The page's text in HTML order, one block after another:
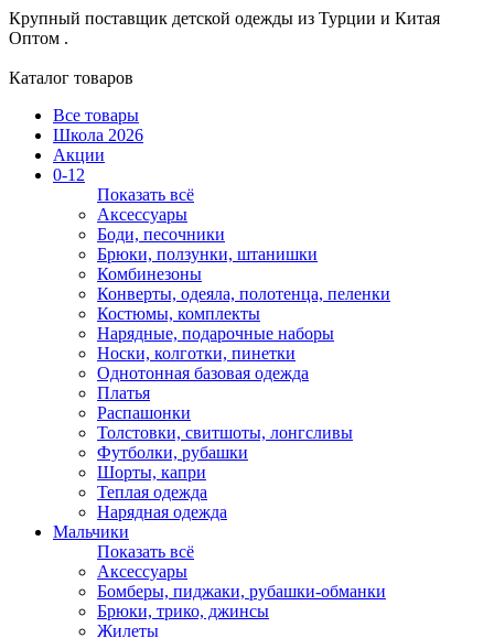
Крупный поставщик детской одежды из Турции и Китая
Оптом .
Каталог товаров
Все товары
Школа 2026
Акции
0-12
Показать всё
Аксессуары
Боди, песочники
Брюки, ползунки, штанишки
Комбинезоны
Конверты, одеяла, полотенца, пеленки
Костюмы, комплекты
Нарядные, подарочные наборы
Носки, колготки, пинетки
Однотонная базовая одежда
Платья
Распашонки
Толстовки, свитшоты, лонгсливы
Футболки, рубашки
Шорты, капри
Теплая одежда
Нарядная одежда
Мальчики
Показать всё
Аксессуары
Бомберы, пиджаки, рубашки-обманки
Брюки, трико, джинсы
Жилеты